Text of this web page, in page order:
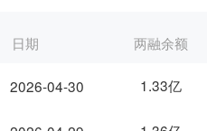
日期
2026-04-30
两融余额
1.33亿